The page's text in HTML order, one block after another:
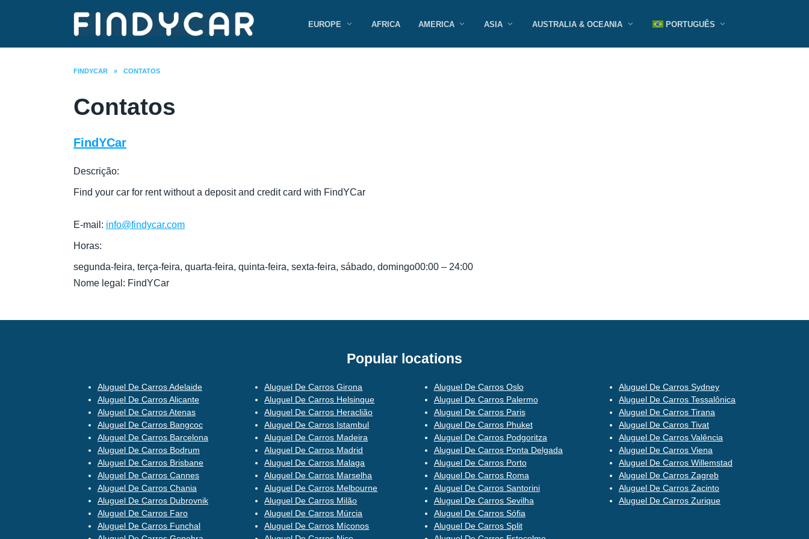
EUROPE AFRICA AMERICA ASIA AUSTRALIA & OCEANIA PORTUGUÊS
FINDYCAR » CONTATOS
Contatos
FindYCar
Descrição:
Find your car for rent without a deposit and credit card with FindYCar
E-mail: info@findycar.com
Horas:
segunda-feira, terça-feira, quarta-feira, quinta-feira, sexta-feira, sábado, domingo00:00 – 24:00
Nome legal: FindYCar
Popular locations
Aluguel De Carros Adelaide
Aluguel De Carros Alicante
Aluguel De Carros Atenas
Aluguel De Carros Bangcoc
Aluguel De Carros Barcelona
Aluguel De Carros Bodrum
Aluguel De Carros Brisbane
Aluguel De Carros Cannes
Aluguel De Carros Chania
Aluguel De Carros Dubrovnik
Aluguel De Carros Faro
Aluguel De Carros Funchal
Aluguel De Carros Girona
Aluguel De Carros Helsinque
Aluguel De Carros Heraclião
Aluguel De Carros Istambul
Aluguel De Carros Madeira
Aluguel De Carros Madrid
Aluguel De Carros Malaga
Aluguel De Carros Marselha
Aluguel De Carros Melbourne
Aluguel De Carros Milão
Aluguel De Carros Múrcia
Aluguel De Carros Míconos
Aluguel De Carros Oslo
Aluguel De Carros Palermo
Aluguel De Carros Paris
Aluguel De Carros Phuket
Aluguel De Carros Podgoritza
Aluguel De Carros Ponta Delgada
Aluguel De Carros Porto
Aluguel De Carros Roma
Aluguel De Carros Santorini
Aluguel De Carros Sevilha
Aluguel De Carros Sófia
Aluguel De Carros Split
Aluguel De Carros Sydney
Aluguel De Carros Tessalônica
Aluguel De Carros Tirana
Aluguel De Carros Tivat
Aluguel De Carros Valência
Aluguel De Carros Viena
Aluguel De Carros Willemstad
Aluguel De Carros Zagreb
Aluguel De Carros Zacinto
Aluguel De Carros Zurique